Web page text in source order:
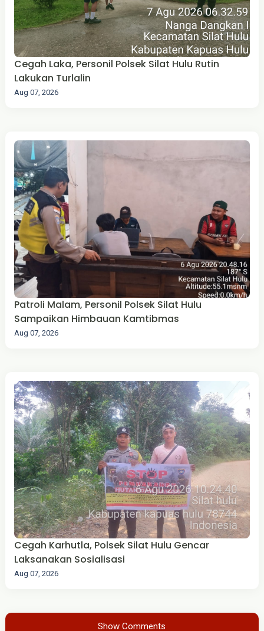
Cegah Laka, Personil Polsek Silat Hulu Rutin
Lakukan Turlalin
Aug 07, 2026
Patroli Malam, Personil Polsek Silat Hulu
Sampaikan Himbauan Kamtibmas
Aug 07, 2026
Cegah Karhutla, Polsek Silat Hulu Gencar
Laksanakan Sosialisasi
Aug 07, 2026
Show Comments